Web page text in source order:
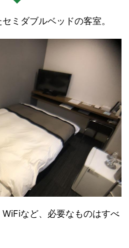
ミダブルベッドの客室。
など、必要なものはすべ